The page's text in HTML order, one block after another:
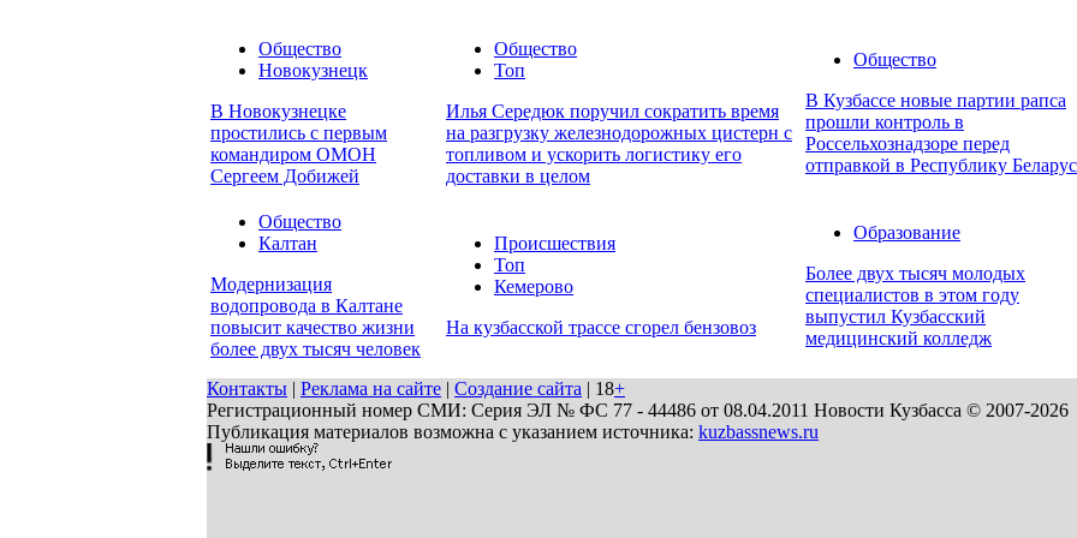
Общество
Новокузнецк
В Новокузнецке
простились с первым
командиром ОМОН
Сергеем Добижей
Общество
Топ
Илья Середюк поручил сократить время
на разгрузку железнодорожных цистерн с
топливом и ускорить логистику его
доставки в целом
Общество
В Кузбассе новые партии рапса
прошли контроль в
Россельхознадзоре перед
отправкой в Республику
Общество
Калтан
Модернизация
водопровода в Калтане
повысит качество жизни
более двух тысяч человек
Происшествия
Топ
Кемерово
На кузбасской трассе сгорел бензовоз
Образование
Более двух тысяч молодых
специалистов в этом году
выпустил Кузбасский
медицинский колледж
Контакты | Реклама на сайте | Создание сайта | 18+
Регистрационный номер СМИ: Серия ЭЛ № ФС 77 - 44486 от 08.04.2011 Новости Кузбасса © 2007-2026
Публикация материалов возможна с указанием источника: kuzbassnews.ru